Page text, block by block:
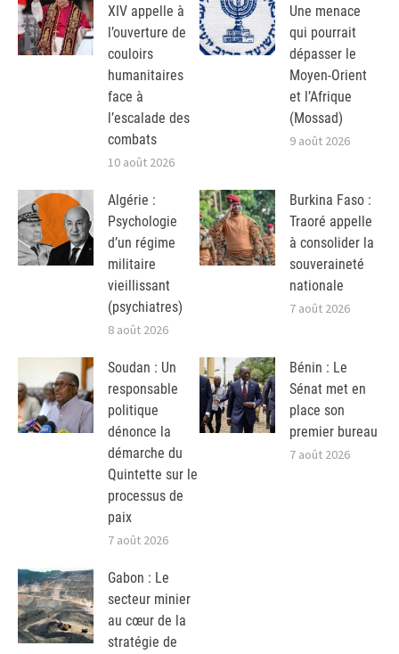
XIV appelle à
l’ouverture de
couloirs
humanitaires
face à
l’escalade des
combats
10 août 2026
Une menace
qui pourrait
dépasser le
Moyen-Orient
et l’Afrique
(Mossad)
9 août 2026
Algérie :
Psychologie
d’un régime
militaire
vieillissant
(psychiatres)
8 août 2026
Burkina Faso :
Traoré appelle
à consolider la
souveraineté
nationale
7 août 2026
Soudan : Un
responsable
politique
dénonce la
démarche du
Quintette sur le
processus de
paix
7 août 2026
Bénin : Le
Sénat met en
place son
premier bureau
7 août 2026
Gabon : Le
secteur minier
au cœur de la
stratégie de